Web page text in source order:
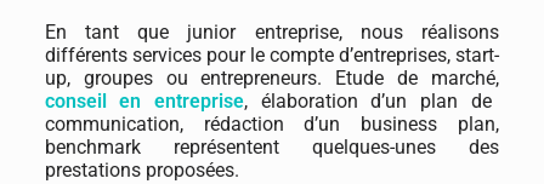
En tant que junior entreprise, nous réalisons
différents services pour le compte d’entreprises, start-
up, groupes ou entrepreneurs. Etude de marché,
conseil en entreprise, élaboration d’un plan de
communication, rédaction d’un business plan,
benchmark représentent quelques-unes des
prestations proposées.